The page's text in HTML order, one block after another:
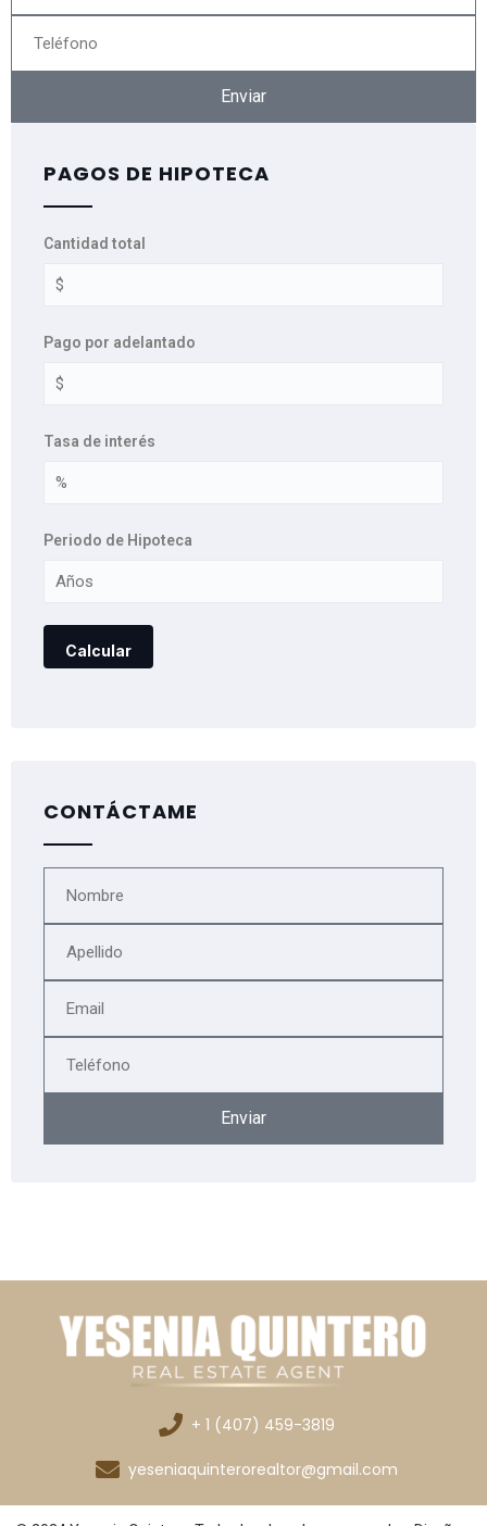
Enviar
PAGOS DE HIPOTECA
Cantidad total
Pago por adelantado
Tasa de interés
Periodo de Hipoteca
CONTÁCTAME
Enviar
+ 1 (407) 459-3819
yeseniaquinterorealtor@gmail.com